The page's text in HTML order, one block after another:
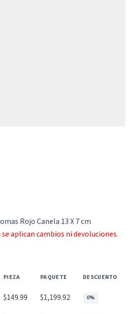
Rojo Canela 13 X 7 cm
aplican cambios ni devoluciones.
PIEZA PAQUETE DESCUENTO
$149.99 $1,199.92 0%